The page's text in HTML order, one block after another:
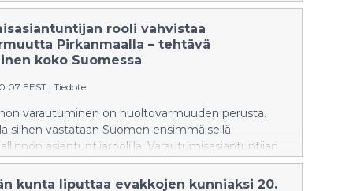
sekä Asuntomessut Oy:n käytössä
toimistotiloina ja ravintolatoimitsijan
koulu ja päiväkoti Saikka aloittavat toimintansa
rooli vahvistaa
Pirkanmaalla – tehtävä
koko Suomessa
EEST | Tiedote
varautuminen on huoltovarmuuden perusta.
siihen vastataan Suomen ensimmäisellä
asiantuntijaroolilla. Varautumisasiantuntijan
verkostomainen yhteistyö, joka hyödyttää
toimijoita, kyliä kuin kuntiakin.
kunta liputtaa evakkojen kunniaksi 20.